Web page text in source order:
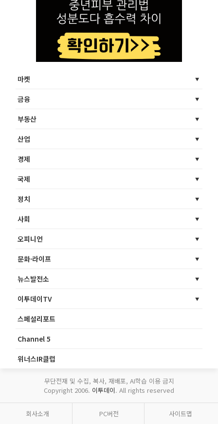
마켓
금융
부동산
산업
경제
국제
정치
사회
오피니언
문화·라이프
뉴스발전소
이투데이TV
스페셜리포트
Channel 5
위너스IR클럽
무단전재 및 수집, 복사, 재배포, AI학습 이용 금지
Copyright 2006. 이투데이. All rights reserved
회사소개 PC버전 사이트맵